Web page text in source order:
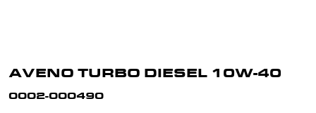
AVENO TURBO DIESEL 10W-40
0002-000490